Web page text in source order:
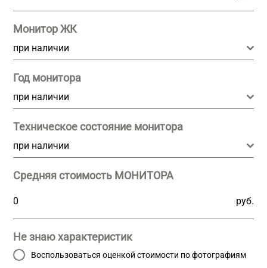
Монитор ЖК
при наличии
Год монитора
при наличии
Техническое состояние монитора
при наличии
Средняя стоимость МОНИТОРА
руб.
Не знаю характеристик
Воспользоваться оценкой стоимости по фотографиям